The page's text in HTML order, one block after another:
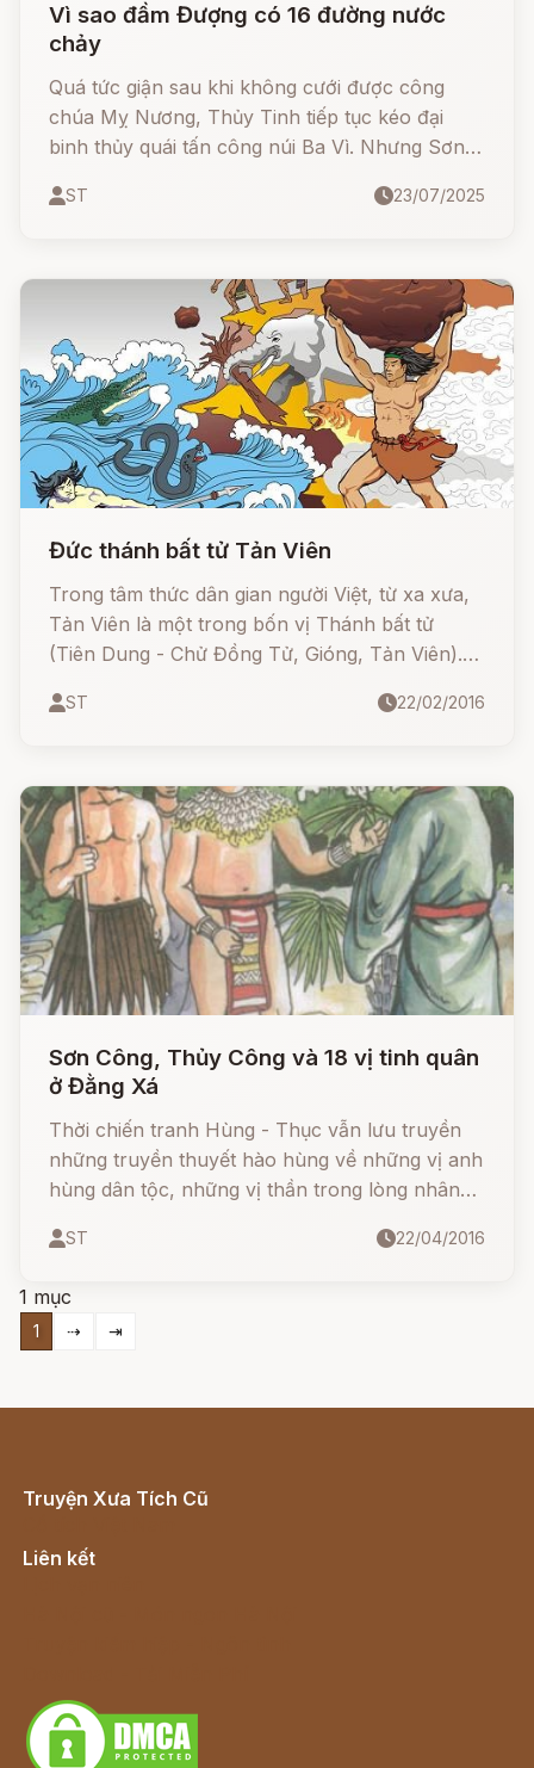
Vì sao đầm Đượng có 16 đường nước
chảy
Quá tức giận sau khi không cưới được công
chúa Mỵ Nương, Thủy Tinh tiếp tục kéo đại
binh thủy quái tấn công núi Ba Vì. Nhưng Sơn
dựng trận địa đồi núi và đánh tan quân giặc
ST 23/07/2025
Đức thánh bất tử Tản Viên
Trong tâm thức dân gian người Việt, từ xa xưa,
Tản Viên là một trong bốn vị Thánh bất tử
(Tiên Dung - Chử Đồng Tử, Gióng, Tản Viên).
to lớn của cộng đồng trong lao động sáng tạo
chung.
ST 22/02/2016
Sơn Công, Thủy Công và 18 vị tinh quân
ở Đằng Xá
Thời chiến tranh Hùng - Thục vẫn lưu truyền
những truyền thuyết hào hùng về những vị anh
hùng dân tộc, những vị thần trong lòng nhân
dưới đây.
ST 22/04/2016
1 mục
1 ⇢ ⇥
Truyện Xưa Tích Cũ
Liên kết